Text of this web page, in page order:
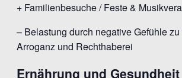
+ Familienbesuche / Feste &
– Belastung durch negative Gefühle
Arroganz und Rechthaberei
Ernährung und Gesundheit